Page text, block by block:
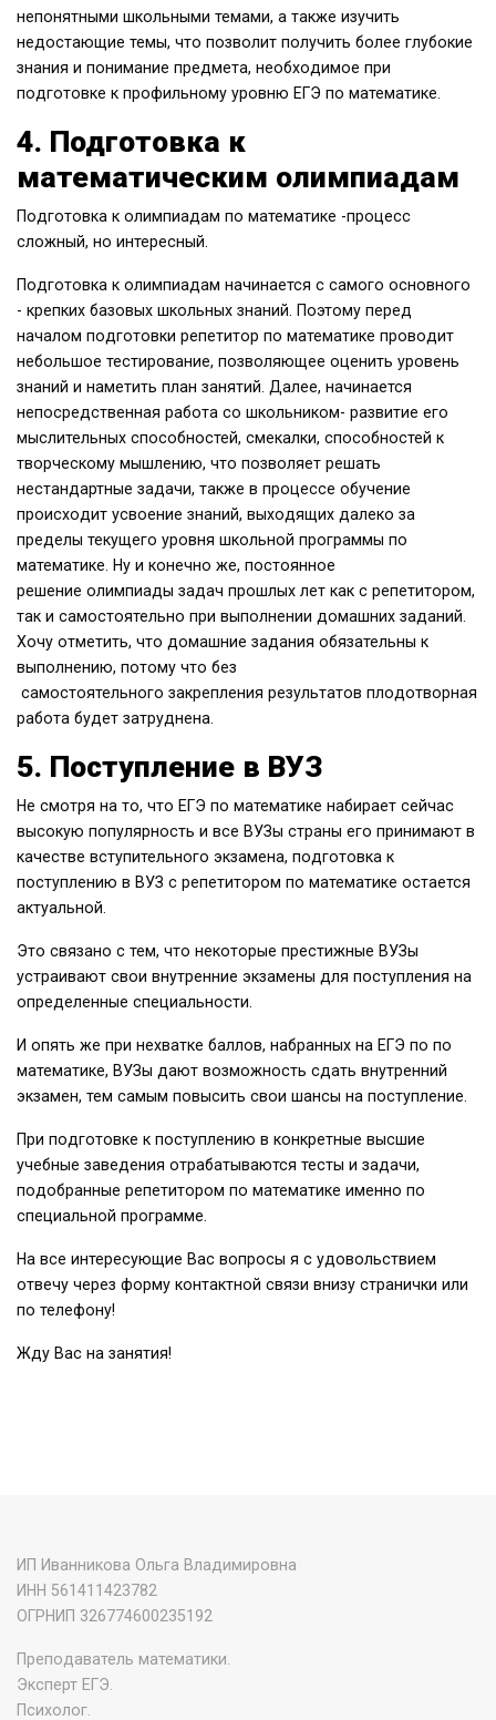
непонятными школьными темами, а также изучить
недостающие темы, что позволит получить более глубокие
знания и понимание предмета, необходимое при
подготовке к профильному уровню ЕГЭ по математике.
4. Подготовка к
математическим олимпиадам
Подготовка к олимпиадам по математике -процесс
сложный, но интересный.
Подготовка к олимпиадам начинается с самого основного
- крепких базовых школьных знаний. Поэтому перед
началом подготовки репетитор по математике проводит
небольшое тестирование, позволяющее оценить уровень
знаний и наметить план занятий. Далее, начинается
непосредственная работа со школьником- развитие его
мыслительных способностей, смекалки, способностей к
творческому мышлению, что позволяет решать
нестандартные задачи, также в процессе обучение
происходит усвоение знаний, выходящих далеко за
пределы текущего уровня школьной программы по
математике. Ну и конечно же, постоянное
решение олимпиады задач прошлых лет как с репетитором,
так и самостоятельно при выполнении домашних заданий.
Хочу отметить, что домашние задания обязательны к
выполнению, потому что без
самостоятельного закрепления результатов плодотворная
работа будет затруднена.
5. Поступление в ВУЗ
Не смотря на то, что ЕГЭ по математике набирает сейчас
высокую популярность и все ВУЗы страны его принимают в
качестве вступительного экзамена, подготовка к
поступлению в ВУЗ с репетитором по математике остается
актуальной.
Это связано с тем, что некоторые престижные ВУЗы
устраивают свои внутренние экзамены для поступления на
определенные специальности.
И опять же при нехватке баллов, набранных на ЕГЭ по по
математике, ВУЗы дают возможность сдать внутренний
экзамен, тем самым повысить свои шансы на поступление.
При подготовке к поступлению в конкретные высшие
учебные заведения отрабатываются тесты и задачи,
подобранные репетитором по математике именно по
специальной программе.
На все интересующие Вас вопросы я с удовольствием
отвечу через форму контактной связи внизу странички или
по телефону!
Жду Вас на занятия!
ИП Иванникова Ольга Владимировна
ИНН 561411423782
‌ОГРНИП 326774600235192
Преподаватель математики.
Эксперт ЕГЭ.
Психолог.